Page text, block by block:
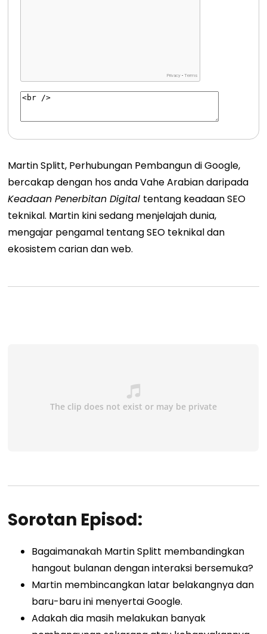
Martin Splitt, Perhubungan Pembangun di Google,
bercakap dengan hos anda Vahe Arabian daripada
Keadaan Penerbitan Digital tentang keadaan SEO
teknikal. Martin kini sedang menjelajah dunia,
mengajar pengamal tentang SEO teknikal dan
ekosistem carian dan web.
Sorotan Episod:
Bagaimanakah Martin Splitt membandingkan
hangout bulanan dengan interaksi bersemuka?
Martin membincangkan latar belakangnya dan
baru-baru ini menyertai Google.
Adakah dia masih melakukan banyak